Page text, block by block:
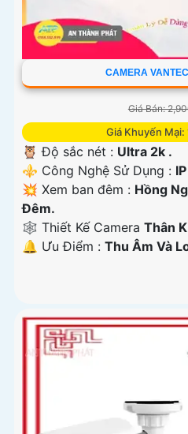
CAMERA
Giá Bán:
Giá Khuyến
🦉 Độ sắc nét : Ultra 2k .
⚜️ Công Nghệ Sử Dụng :
💥 Xem ban đêm : Hồng
Đêm.
🕸️ Thiết Kế Camera Thân
️🔔 Ưu Điểm : Thu Âm Và